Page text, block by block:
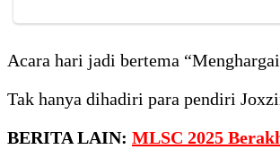
Acara hari jadi bertema
Tak hanya dihadiri para pendiri
BERITA LAIN: MLSC 2025